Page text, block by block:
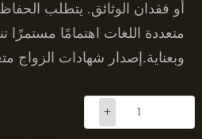
أو فقدان الوثائق. يتطلب
متعددة اللغات اهتمامًا
وبعناية.إصدار شهادات الزواج
+